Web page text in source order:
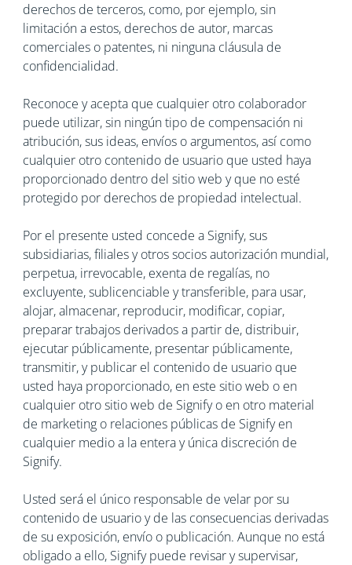
derechos de terceros, como, por ejemplo, sin
limitación a estos, derechos de autor, marcas
comerciales o patentes, ni ninguna cláusula de
confidencialidad.
Reconoce y acepta que cualquier otro colaborador
puede utilizar, sin ningún tipo de compensación ni
atribución, sus ideas, envíos o argumentos, así como
cualquier otro contenido de usuario que usted haya
proporcionado dentro del sitio web y que no esté
protegido por derechos de propiedad intelectual.
Por el presente usted concede a Signify, sus
subsidiarias, filiales y otros socios autorización mundial,
perpetua, irrevocable, exenta de regalías, no
excluyente, sublicenciable y transferible, para usar,
alojar, almacenar, reproducir, modificar, copiar,
preparar trabajos derivados a partir de, distribuir,
ejecutar públicamente, presentar públicamente,
transmitir, y publicar el contenido de usuario que
usted haya proporcionado, en este sitio web o en
cualquier otro sitio web de Signify o en otro material
de marketing o relaciones públicas de Signify en
cualquier medio a la entera y única discreción de
Signify.
Usted será el único responsable de velar por su
contenido de usuario y de las consecuencias derivadas
de su exposición, envío o publicación. Aunque no está
obligado a ello, Signify puede revisar y supervisar,